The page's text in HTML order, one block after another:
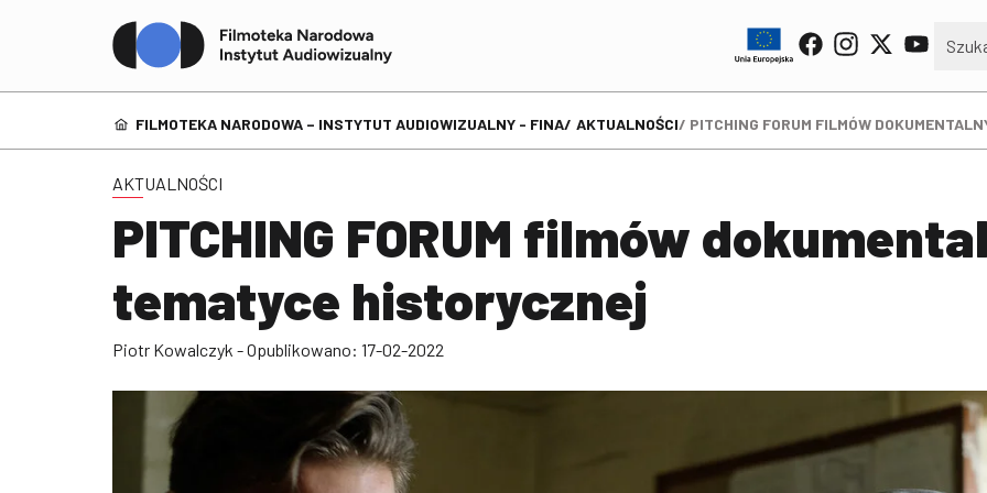
FILMOTEKA NARODOWA – INSTYTUT AUDIOWIZUALNY - FINA AKTUALNOŚCI PITCHING FORUM FILMÓW
AKTUALNOŚCI
PITCHING FORUM filmów
tematyce historycznej
Piotr Kowalczyk - Opublikowano: 17-02-2022